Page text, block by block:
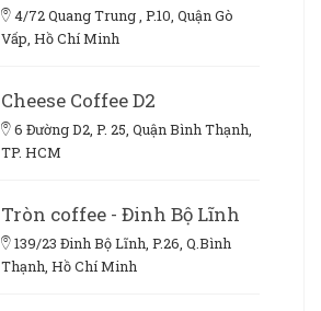
4/72 Quang Trung , P.10, Quận Gò
Vấp, Hồ Chí Minh
Cheese Coffee D2
6 Đường D2, P. 25, Quận Bình Thạnh,
TP. HCM
Tròn coffee - Đinh Bộ Lĩnh
139/23 Đinh Bộ Lĩnh, P.26, Q.Bình
Thạnh, Hồ Chí Minh